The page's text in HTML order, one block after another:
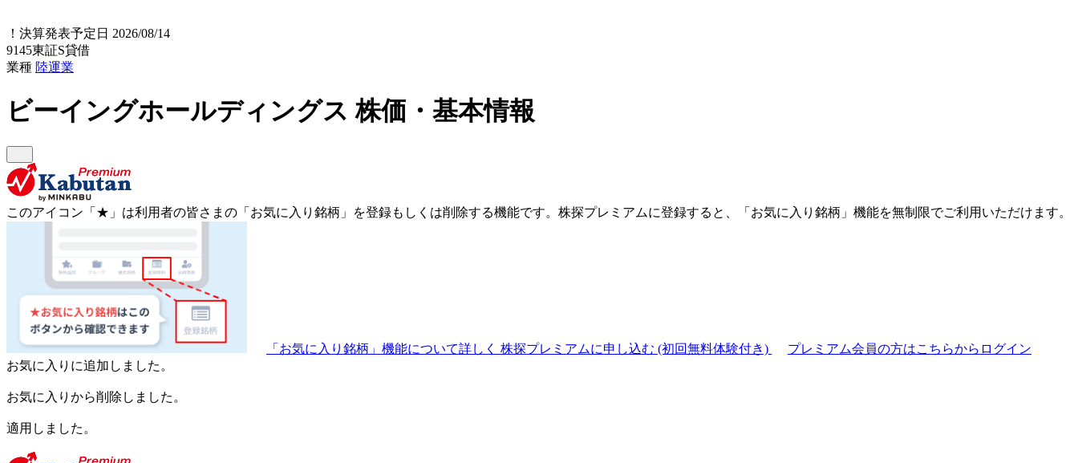
！ 決算発表予定日 2026/08/14
9145東証S貸借
業種 陸運業
ビーイングホールディングス株価・基本情報
このアイコン 「★」 は利用者の皆さまの 「お気に入り銘柄」を登録もしくは削除する機能です。 株探プレミアムに登録すると、「お気に入り銘柄」機能を無制限でご利用いただけます。
「お気に入り銘柄」機能について詳しく 株探プレミアムに申し込む (初回無料体験付き)
プレミアム会員の方はこちらからログイン
お気に入りに追加しました。
お気に入りから削除しました。
適用しました。